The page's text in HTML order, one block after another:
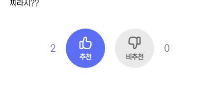
찌라시??
2
추천 비추천
0